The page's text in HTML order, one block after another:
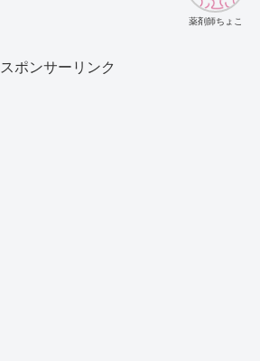
薬剤師ちょこ
スポンサーリンク